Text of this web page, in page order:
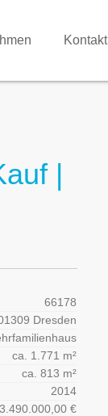
Kontakt
|
66178
Dresden
ca. 1.771 m²
ca. 813 m²
2014
3.490.000,00 €